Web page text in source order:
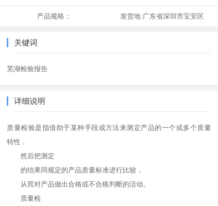
产品规格： 发货地:广东省深圳市宝安区
关键词
芜湖检验报告
详细说明
质量检验是指借助于某种手段或方法来测定产品的一个或多个质量
特性，
然后把测定
的结果同规定的产品质量标准进行比较，
从而对产品做出合格或不合格判断的活动。
质量检